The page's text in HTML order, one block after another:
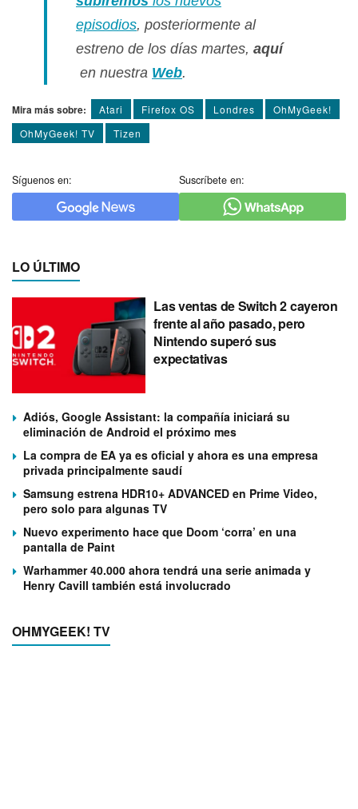
episodios, posteriormente al
estreno de los dí­as martes, aquí­
en nuestra Web.
Mira más sobre: Atari Firefox OS Londres
OhMyGeek!
OhMyGeek! TV
Tizen
Síguenos en: Suscríbete en:
LO ÚLTIMO
Las ventas de Switch 2 cayeron
frente al año pasado, pero
Nintendo superó sus
expectativas
Adiós, Google Assistant: la compañía iniciará su
eliminación de Android el próximo mes
La compra de EA ya es oficial y ahora es una empresa
privada principalmente saudí
Samsung estrena HDR10+ ADVANCED en Prime Video,
pero solo para algunas TV
Nuevo experimento hace que Doom ‘corra’ en una
pantalla de Paint
Warhammer 40.000 ahora tendrá una serie animada y
Henry Cavill también está involucrado
OHMYGEEK! TV